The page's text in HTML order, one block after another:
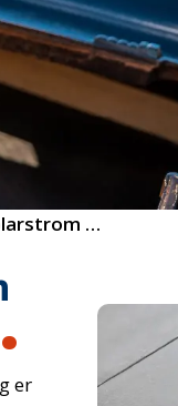
17/2025 2025 voraussichtlich mehr Solarstrom als Strom aus Braunkohle
er